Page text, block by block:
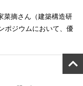
菜摘さん（建築構造研
ポジウムにおいて、優